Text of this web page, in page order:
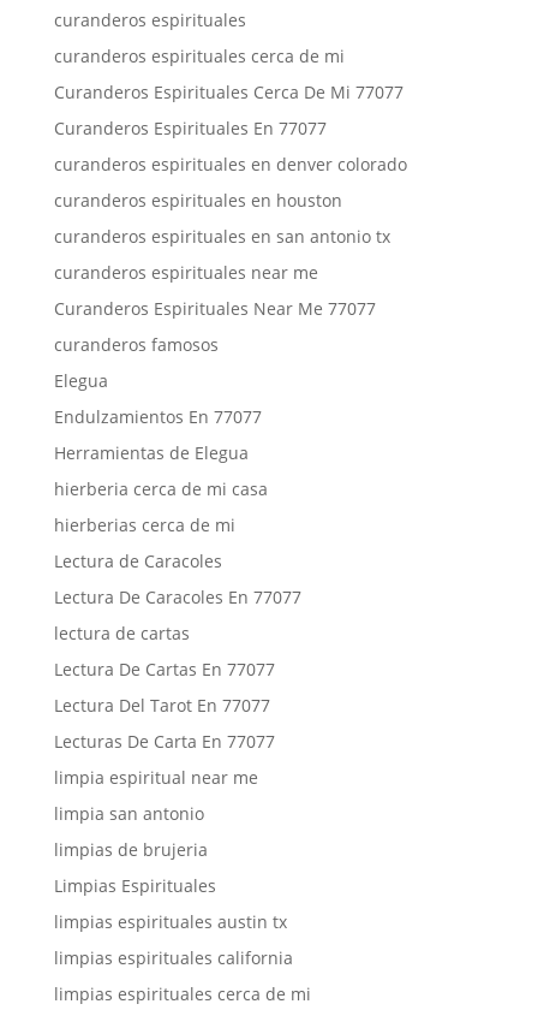
curanderos espirituales
curanderos espirituales cerca de mi
Curanderos Espirituales Cerca De Mi 77077
Curanderos Espirituales En 77077
curanderos espirituales en denver colorado
curanderos espirituales en houston
curanderos espirituales en san antonio tx
curanderos espirituales near me
Curanderos Espirituales Near Me 77077
curanderos famosos
Elegua
Endulzamientos En 77077
Herramientas de Elegua
hierberia cerca de mi casa
hierberias cerca de mi
Lectura de Caracoles
Lectura De Caracoles En 77077
lectura de cartas
Lectura De Cartas En 77077
Lectura Del Tarot En 77077
Lecturas De Carta En 77077
limpia espiritual near me
limpia san antonio
limpias de brujeria
Limpias Espirituales
limpias espirituales austin tx
limpias espirituales california
limpias espirituales cerca de mi